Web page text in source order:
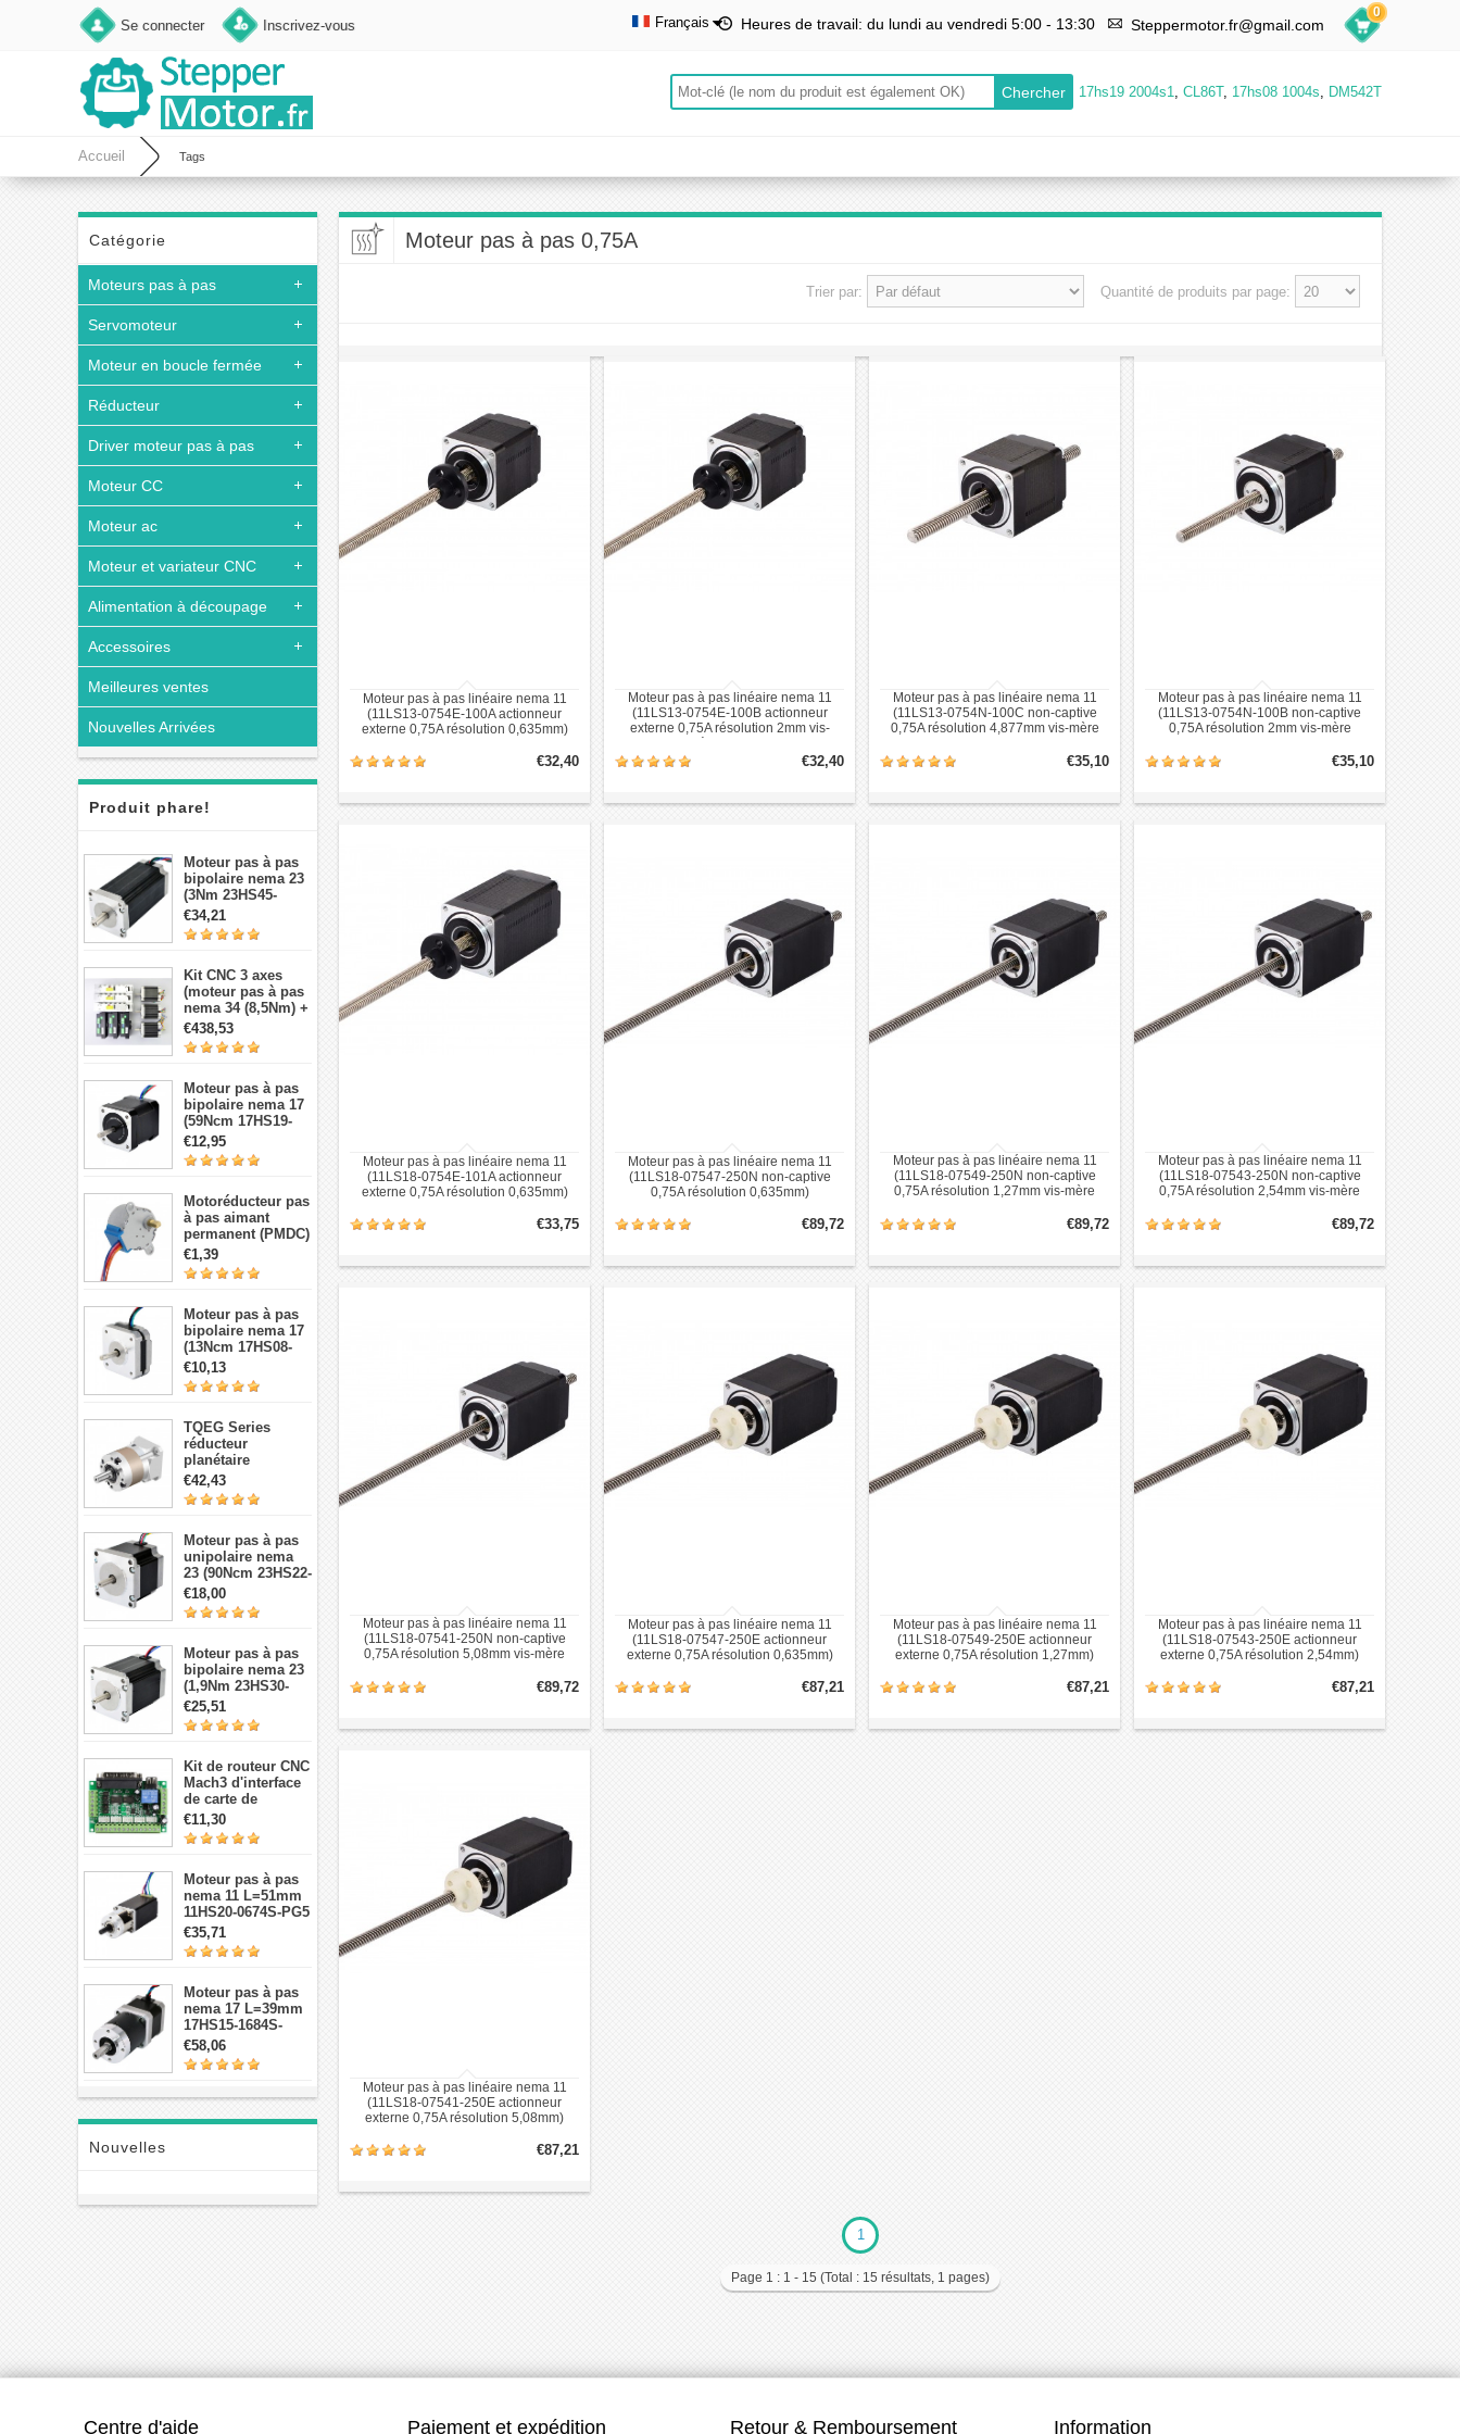
Se connecter Inscrivez-vous
Français
Deutsch
Heures de travail: du lundi au vendredi 5:00 - 13:30 Steppermotor.fr@gmail.com
0
17hs19 2004s1, CL86T, 17hs08 1004s, DM542T
Accueil Tags
Catégorie
Moteurs pas à pas
Servomoteur
Moteur en boucle fermée
Réducteur
Driver moteur pas à pas
Moteur CC
Moteur ac
Moteur et variateur CNC
Alimentation à découpage
Accessoires
Meilleures ventes
Nouvelles Arrivées
Produit phare!
Moteur pas à pas
bipolaire nema 23
(3Nm 23HS45-
4204S 4,2A 1,8 deg
3,78V 4 fils）
€34,21
Kit CNC 3 axes
(moteur pas à pas
nema 34 (8,5Nm) +
Driver + source de
courant)
€438,53
Moteur pas à pas
bipolaire nema 17
(59Ncm 17HS19-
2004S1 2A 4 fils
avec câble 1m et
connecteur)
€12,95
Motoréducteur pas
à pas aimant
permanent (PMDC)
5V 28BYJ-48,
réduction 64:1, 4
phases 5 fils 5 V
€1,39
Moteur pas à pas
bipolaire nema 17
(13Ncm 17HS08-
1004S 1,8 degré 1A
3,5V 4 fils)
€10,13
TQEG Series
réducteur
planétaire
TQEG17-G5 5:1
contrecoup 15arc-
min pour moteur
servomoteur Nema
17
€42,43
Moteur pas à pas
unipolaire nema
23 (90Ncm 23HS22-
1006S 1,8 degré 1A
7,4V 6 fils)
€18,00
Moteur pas à pas
bipolaire nema 23
(1,9Nm 23HS30-
2804S 1,8 degré
2,8A 3,2V 4 fils)
€25,51
Kit de routeur CNC
Mach3 d'interface
de carte de
dérivation CNC à 5
axes
€11,30
Moteur pas à pas
nema 11 L=51mm
11HS20-0674S-PG5
avec 5:1
réducteurs
planétaires
€35,71
Moteur pas à pas
nema 17 L=39mm
17HS15-1684S-
HG30 avec 14:1
réducteur
planétaire de haute
€58,06
Nouvelles
Moteur pas à pas 0,75A
Quantité de produits par page:
Trier par:
Moteur pas à pas linéaire nema 11
(11LS13-0754E-100A actionneur
externe 0,75A résolution 0,635mm)
€32,40
Moteur pas à pas linéaire nema 11
(11LS13-0754E-100B actionneur
externe 0,75A résolution 2mm vis-
€32,40
Moteur pas à pas linéaire nema 11
(11LS13-0754N-100C non-captive
0,75A résolution 4,877mm vis-mère
€35,10
Moteur pas à pas linéaire nema 11
(11LS13-0754N-100B non-captive
0,75A résolution 2mm vis-mère
€35,10
Moteur pas à pas linéaire nema 11
(11LS18-0754E-101A actionneur
externe 0,75A résolution 0,635mm)
€33,75
Moteur pas à pas linéaire nema 11
(11LS18-07547-250N non-captive
0,75A résolution 0,635mm)
€89,72
Moteur pas à pas linéaire nema 11
(11LS18-07549-250N non-captive
0,75A résolution 1,27mm vis-mère
€89,72
Moteur pas à pas linéaire nema 11
(11LS18-07543-250N non-captive
0,75A résolution 2,54mm vis-mère
€89,72
Moteur pas à pas linéaire nema 11
(11LS18-07541-250N non-captive
0,75A résolution 5,08mm vis-mère
€89,72
Moteur pas à pas linéaire nema 11
(11LS18-07547-250E actionneur
externe 0,75A résolution 0,635mm)
€87,21
Moteur pas à pas linéaire nema 11
(11LS18-07549-250E actionneur
externe 0,75A résolution 1,27mm)
€87,21
Moteur pas à pas linéaire nema 11
(11LS18-07543-250E actionneur
externe 0,75A résolution 2,54mm)
€87,21
Moteur pas à pas linéaire nema 11
(11LS18-07541-250E actionneur
externe 0,75A résolution 5,08mm)
€87,21
1
Page 1 : 1 - 15 (Total : 15 résultats, 1 pages)
Centre d'aide Paiement et expédition Retour & Remboursement Information